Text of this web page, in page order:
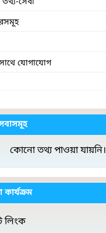
যোগাযোগ
কোনো তথ্য পাওয়া যায়নি।
কার্যক্রম
লিংক